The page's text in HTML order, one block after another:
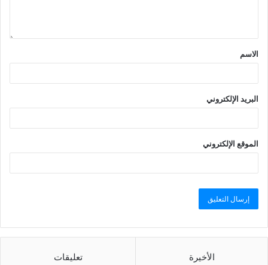
الاسم
البريد الإلكتروني
الموقع الإلكتروني
الأخيرة تعليقات